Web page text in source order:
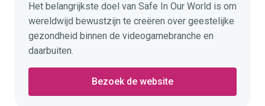
Het belangrijkste doel van Safe In Our World is om
wereldwijd bewustzijn te creëren over geestelijke
gezondheid binnen de videogamebranche en
daarbuiten.
Bezoek de website